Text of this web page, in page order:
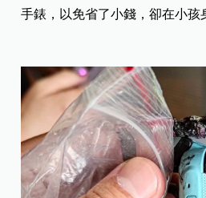
手錶，以免省了小錢，卻在小孩